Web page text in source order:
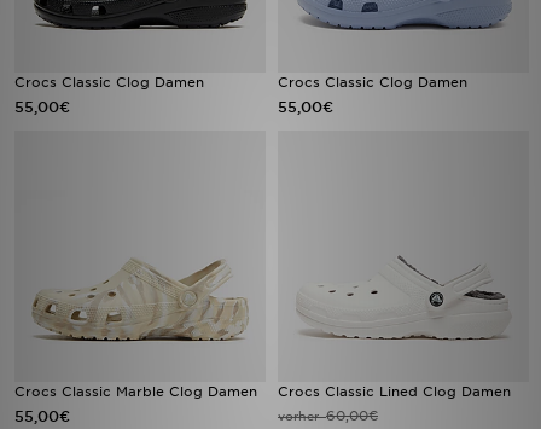
Crocs Classic Clog Damen
55,00€
Crocs Classic Clog Damen
55,00€
Crocs Classic Marble Clog Damen
55,00€
Crocs Classic Lined Clog Damen
vorher60,00€